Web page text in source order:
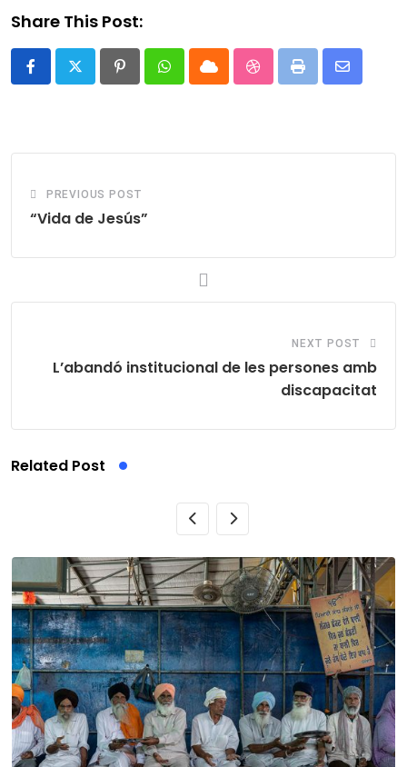
Share This Post:
PinterestWhatsappCloud StumbleUpon
Print
Share
PREVIOUS POST
“Vida de Jesús”
NEXT POST
L’abandó institucional de les persones amb
discapacitat
Related Post